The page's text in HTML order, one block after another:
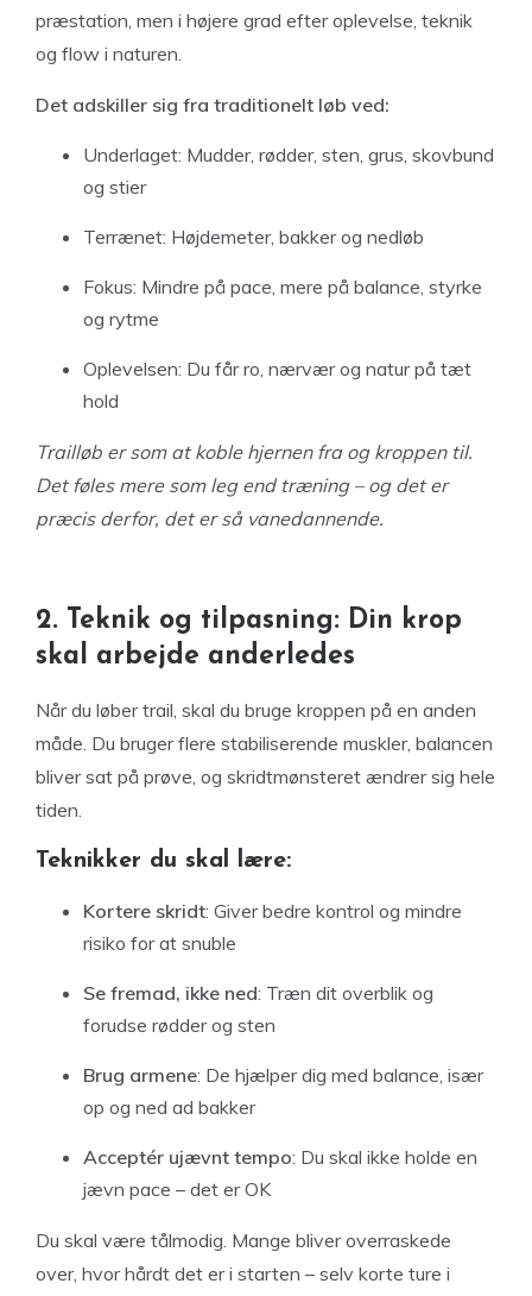
præstation, men i højere grad efter oplevelse, teknik
og flow i naturen.
Det adskiller sig fra traditionelt løb ved:
Underlaget: Mudder, rødder, sten, grus, skovbund
og stier
Terrænet: Højdemeter, bakker og nedløb
Fokus: Mindre på pace, mere på balance, styrke
og rytme
Oplevelsen: Du får ro, nærvær og natur på tæt
hold
Trailløb er som at koble hjernen fra og kroppen til.
Det føles mere som leg end træning – og det er
præcis derfor, det er så vanedannende.
2. Teknik og tilpasning: Din krop
skal arbejde anderledes
Når du løber trail, skal du bruge kroppen på en anden
måde. Du bruger flere stabiliserende muskler, balancen
bliver sat på prøve, og skridtmønsteret ændrer sig hele
tiden.
Teknikker du skal lære:
Kortere skridt: Giver bedre kontrol og mindre
risiko for at snuble
Se fremad, ikke ned: Træn dit overblik og
forudse rødder og sten
Brug armene: De hjælper dig med balance, især
op og ned ad bakker
Acceptér ujævnt tempo: Du skal ikke holde en
jævn pace – det er OK
Du skal være tålmodig. Mange bliver overraskede
over, hvor hårdt det er i starten – selv korte ture i